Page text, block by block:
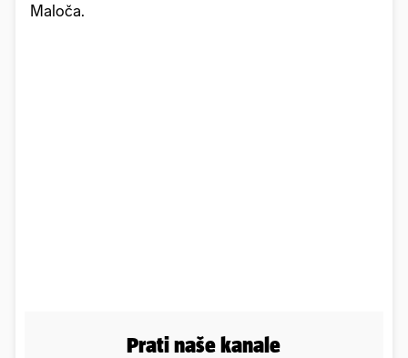
Maloča.
Prati naše kanale